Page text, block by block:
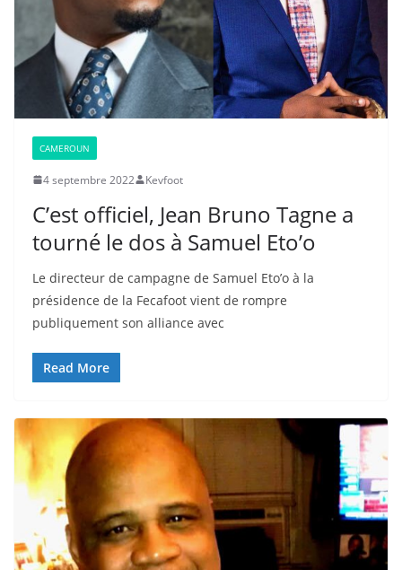
CAMEROUN
4 septembre 2022 Kevfoot
C’est officiel, Jean Bruno Tagne a
tourné le dos à Samuel Eto’o
Le directeur de campagne de Samuel Eto’o à la
présidence de la Fecafoot vient de rompre
publiquement son alliance avec
Read More